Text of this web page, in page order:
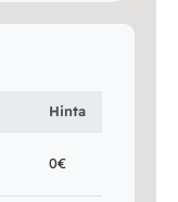
Hinta
0€